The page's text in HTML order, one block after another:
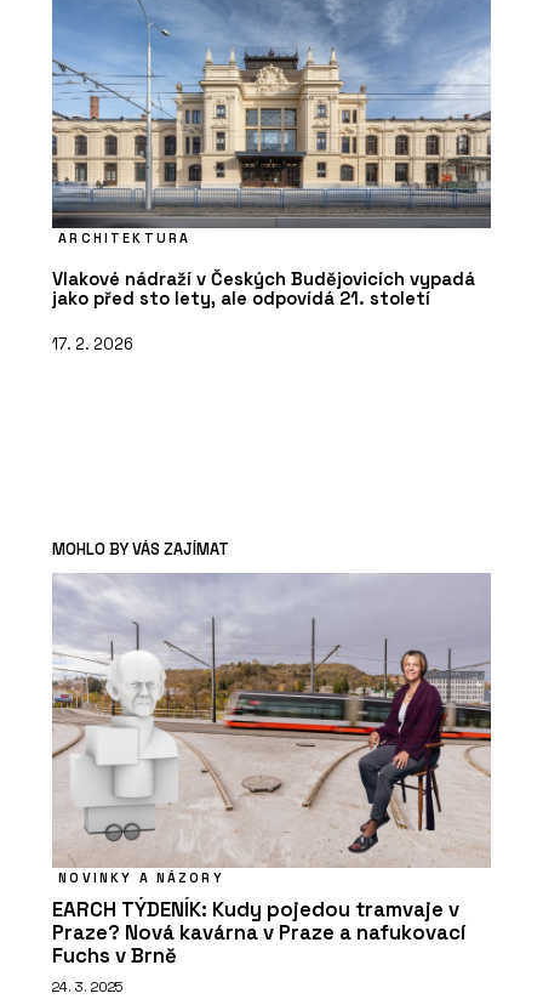
ARCHITEKTURA
Vlakové nádraží v Českých Budějovicích vypadá
jako před sto lety, ale odpovídá 21. století
17. 2. 2026
MOHLO BY VÁS ZAJÍMAT
NOVINKY A NÁZORY
EARCH TÝDENÍK: Kudy pojedou tramvaje v
Praze? Nová kavárna v Praze a nafukovací
Fuchs v Brně
24. 3. 2025